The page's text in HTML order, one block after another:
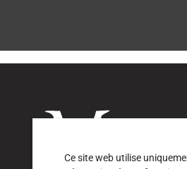
Ce site web utilise